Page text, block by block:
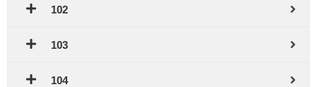
102
103
104